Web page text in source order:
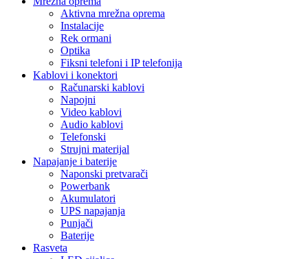
Aktivna mrežna oprema
Instalacije
Rek ormani
Optika
Fiksni telefoni i IP telefonija
Kablovi i konektori
Računarski kablovi
Napojni
Video kablovi
Audio kablovi
Telefonski
Strujni materijal
Napajanje i baterije
Naponski pretvarači
Powerbank
Akumulatori
UPS napajanja
Punjači
Baterije
Rasveta